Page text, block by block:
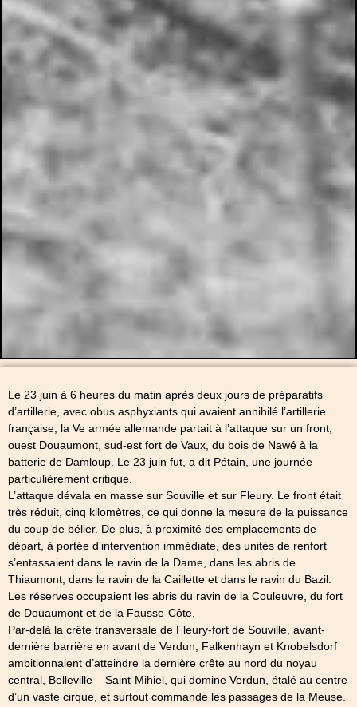
Le 23 juin à 6 heures du matin après deux jours de préparatifs
d’artillerie, avec obus asphyxiants qui avaient annihilé l’artillerie
française, la Ve armée allemande partait à l’attaque sur un front,
ouest Douaumont, sud-est fort de Vaux, du bois de Nawé à la
batterie de Damloup. Le 23 juin fut, a dit Pétain, une journée
particulièrement critique.
L’attaque dévala en masse sur Souville et sur Fleury. Le front était
très réduit, cinq kilomètres, ce qui donne la mesure de la puissance
du coup de bélier. De plus, à proximité des emplacements de
départ, à portée d’intervention immédiate, des unités de renfort
s’entassaient dans le ravin de la Dame, dans les abris de
Thiaumont, dans le ravin de la Caillette et dans le ravin du Bazil.
Les réserves occupaient les abris du ravin de la Couleuvre, du fort
de Douaumont et de la Fausse-Côte.
Par-delà la crête transversale de Fleury-fort de Souville, avant-
dernière barrière en avant de Verdun, Falkenhayn et Knobelsdorf
ambitionnaient d’atteindre la dernière crête au nord du noyau
central, Belleville – Saint-Mihiel, qui domine Verdun, étalé au centre
d’un vaste cirque, et surtout commande les passages de la Meuse.